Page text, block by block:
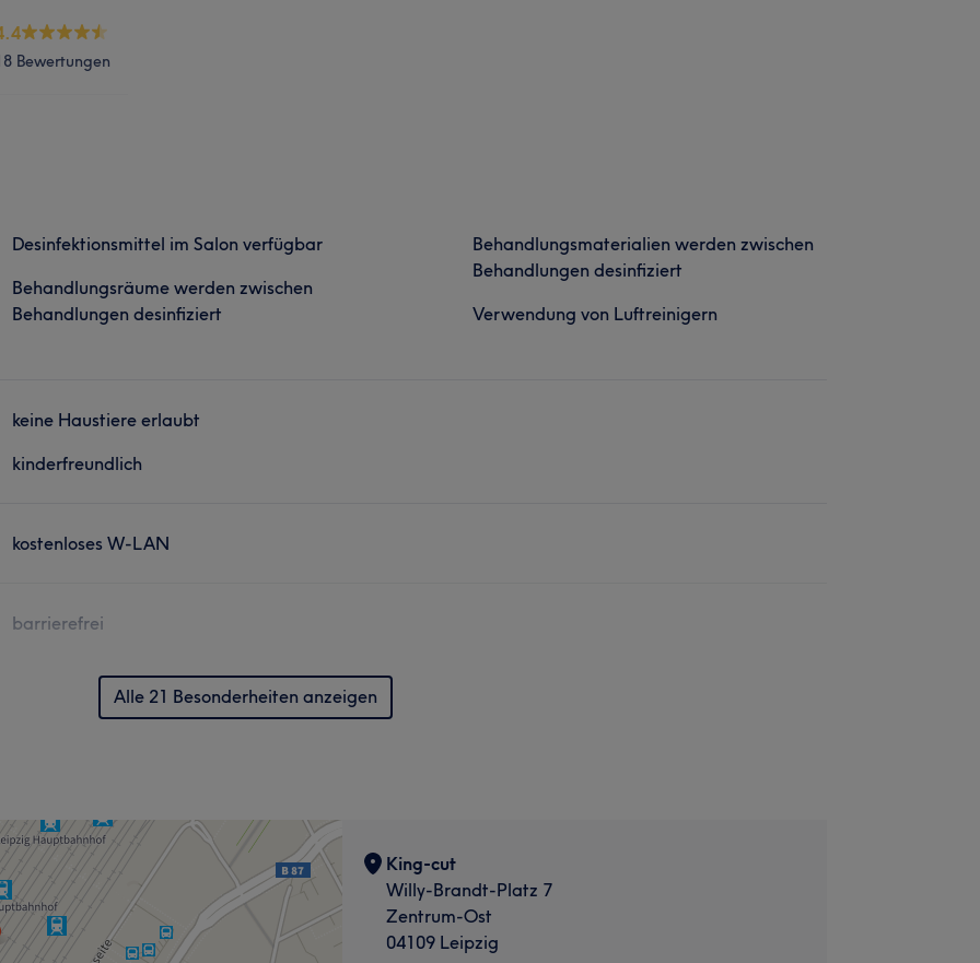
Bewertungen
Desinfektionsmittel im Salon verfügbar
Behandlungsräume werden zwischen
Behandlungen desinfiziert
Behandlungsmaterialien werden zwischen
Behandlungen desinfiziert
Verwendung von Luftreinigern
keine Haustiere erlaubt
kinderfreundlich
kostenloses W-LAN
barrierefrei
Alle 21 Besonderheiten anzeigen
King-cut
Willy-Brandt-Platz 7
Zentrum-Ost
04109 Leipzig